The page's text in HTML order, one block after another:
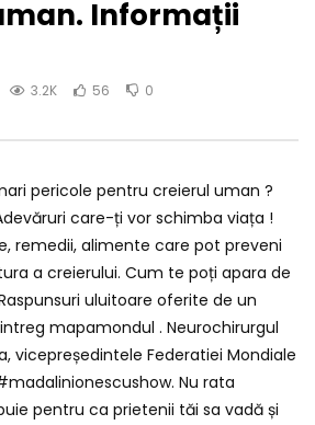
Informații
3.2K 56 0
pericole pentru creierul uman ?
care-ți vor schimba viața !
remedii, alimente care pot preveni
a creierului. Cum te poți apara de
uluitoare oferite de un
mapamondul . Neurochirurgul
vicepreședintele Federatiei Mondiale
Nu rata
pentru ca prietenii tăi sa vadă și